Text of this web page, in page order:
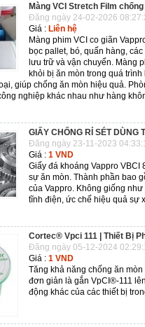
Màng VCI Stretch Film
Đăng ngày 24-02-2026
Giá : Liên hệ
Màng phim VCI co giãn
bọc pallet, bó, quấn hàng,
lưu trữ và vận chuyển. Màng
khỏi bị ăn mòn trong quá
giúp chống ăn mòn hiệu quả.
nghiệp khác nhau như hàng
GIẤY CHỐNG RỈ SÉT DÙNG
Đăng ngày 23-11-2023
Giá : 1 VND
Giấy đá khoáng Vappro
sự ăn mòn. Thành phần bao
của Vappro. Không giống
tĩnh điện, ức chế hiệu quả sự
Cortec® Vpci 111 | Thiết Bị
Đăng ngày 05-12-2024
Giá : 1 VND
Tăng khả năng chống ăn
đơn giản là gắn VpCI®-111
động khác của các thiết bị